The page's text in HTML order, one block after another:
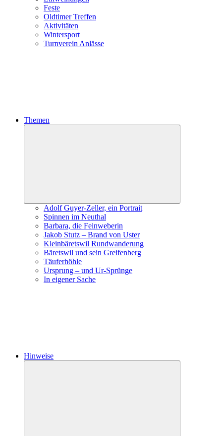
Feste
Oldtimer Treffen
Aktivitäten
Wintersport
Turnverein Anlässe
Themen
Adolf Guyer-Zeller, ein Portrait
Spinnen im Neuthal
Barbara, die Feinweberin
Jakob Stutz – Brand von Uster
Kleinbäretswil Rundwanderung
Bäretswil und sein Greifenberg
Täuferhöhle
Ursprung – und Ur-Sprünge
In eigener Sache
Hinweise